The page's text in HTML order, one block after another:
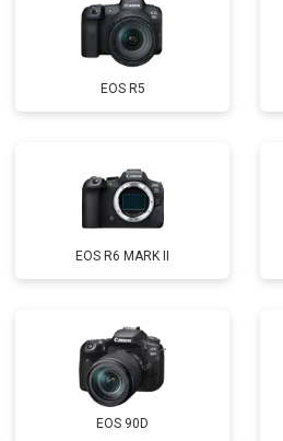
EOS R5
EOS R6 MARK II
EOS 90D